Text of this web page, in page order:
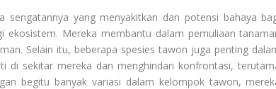
yang menyakitkan dan potensi bahaya
Mereka membantu dalam pemuliaan
Selain itu, beberapa spesies tawon juga penting
di sekitar mereka dan menghindari konfrontasi,
begitu banyak variasi dalam kelompok tawon,